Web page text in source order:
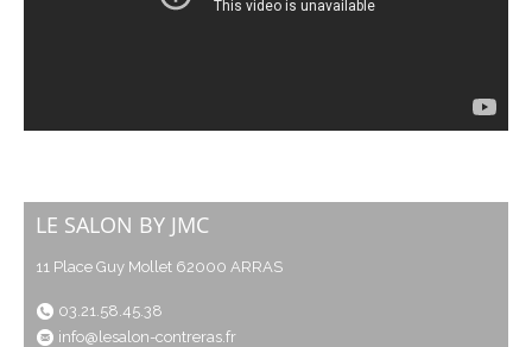
LE SALON BY JMC
11 Place Guy Mollet 62000 ARRAS
03.21.58.45.38
info@lesalon-contreras.fr